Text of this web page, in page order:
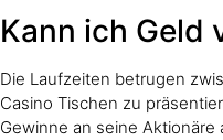
Kann ich Geld
Die Laufzeiten betrugen
Casino Tischen zu
Gewinne an seine